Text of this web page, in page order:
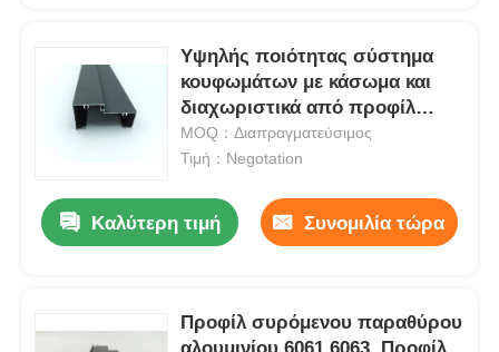
Επικοινωνήστε μαζί μας
Ειδήσεις
Ζητήστε μια προσφορά
Προφίλ Κουζίνας Αλουμινίου
Υψηλής ποιότητας σύστημα
κουφωμάτων με κάσωμα και
διαχωριστικά από προφίλ
αλουμινίου
MOQ：Διαπραγματεύσιμος
Τιμή：Negotation
Καλύτερη τιμή Συνομιλία τώρα
Προφίλ συρόμενου παραθύρου
αλουμινίου 6061 6063, Προφίλ